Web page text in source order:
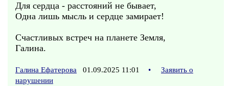
Для сердца - расстояний не бывает,
Одна лишь мысль и сердце замирает!
Счастливых встреч на планете Земля,
Галина.
Галина Ефатерова 01.09.2025 11:01 •
Заявить о
нарушении